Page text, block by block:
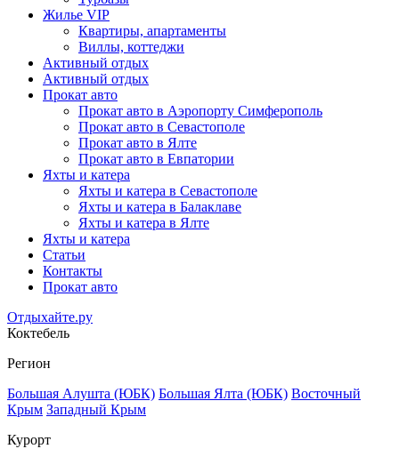
Жилье VIP
Квартиры, апартаменты
Виллы, коттеджи
Активный отдых
Активный отдых
Прокат авто
Прокат авто в Аэропорту Симферополь
Прокат авто в Севастополе
Прокат авто в Ялте
Прокат авто в Евпатории
Яхты и катера
Яхты и катера в Севастополе
Яхты и катера в Балаклаве
Яхты и катера в Ялте
Яхты и катера
Статьи
Контакты
Прокат авто
Отдыхайте.ру
Коктебель
Регион
Большая Алушта (ЮБК) Большая Ялта (ЮБК) Восточный
Крым Западный Крым
Курорт